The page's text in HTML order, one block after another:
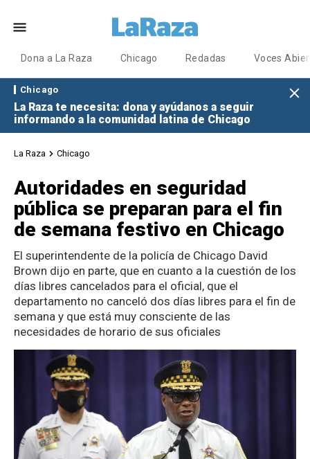
Dona a La Raza Chicago Redadas Voces
Chicago
La Raza te necesita: dona y ayúdanos a seguir
informando a la comunidad latina de Chicago
La Raza Chicago
Autoridades en seguridad
pública se preparan para el fin
de semana festivo en Chicago
El superintendente de la policía de Chicago David
Brown dijo en parte, que en cuanto a la cuestión de los
días libres cancelados para el oficial, que el
departamento no canceló dos días libres para el fin de
semana y que está muy consciente de las
necesidades de horario de sus oficiales